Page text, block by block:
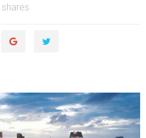
shares